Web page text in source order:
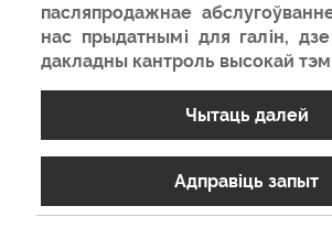
пасляпродажнае
нас прыдатнымі для галін,
дакладны кантроль высокай
Чытаць далей
Адправіць запыт